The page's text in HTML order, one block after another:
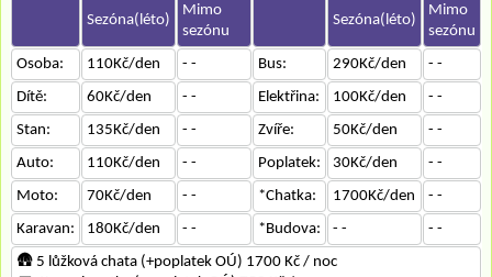
Sezóna(léto)
Mimo
sezónu
Sezóna(léto)
Mimo
sezónu
Osoba:
110Kč/den - - Bus: 290Kč/den
- -
Dítě:
60Kč/den - - Elektřina: 100Kč/den
- -
Stan:
135Kč/den - - Zvíře: 50Kč/den
- -
Auto:
110Kč/den - - Poplatek: 30Kč/den
- -
Moto:
70Kč/den - - *Chatka: 1700Kč/den
- -
Karavan:
180Kč/den - - *Budova: - -
- -
🛖 5 lůžková chata (+poplatek OÚ) 1700 Kč / noc